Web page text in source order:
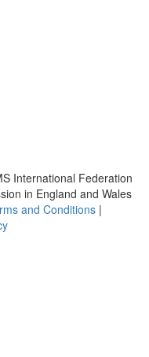
International Federation
in England and Wales
and Conditions |